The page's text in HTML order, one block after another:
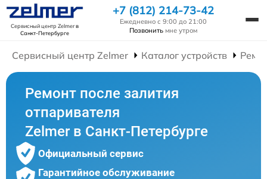
Сервисный центр Zelmerв
Санкт-Петербурге
+7 (812) 214-73-42
Ежедневно с 9:00 до 21:00
Позвонить мне утром
Сервисный центр Zelmer Каталог устройств
Ремонт после залития
отпаривателя
Zelmer в Санкт-Петербурге
Официальный сервис
Гарантийное обслуживание